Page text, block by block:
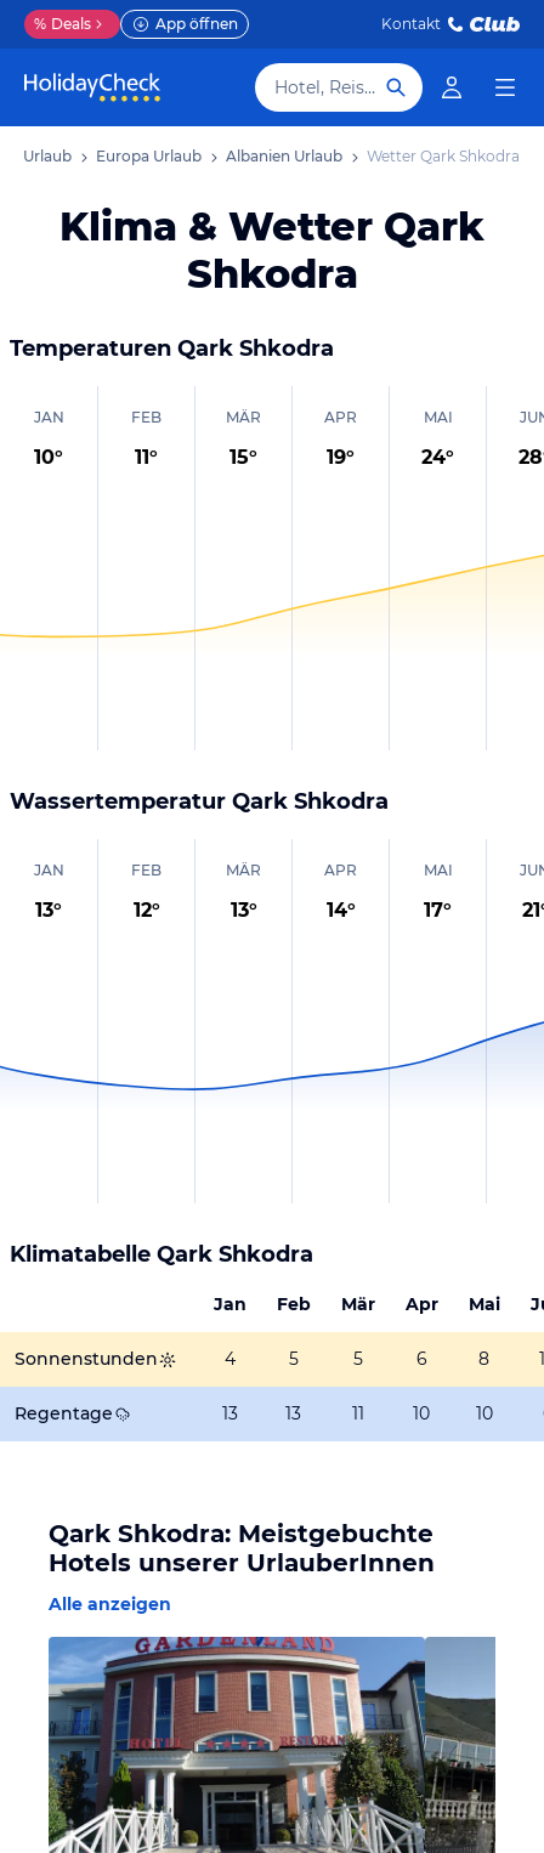
% Deals App öffnen Kontakt
Hotel, Reiseziel
Urlaub Europa Urlaub Albanien Urlaub Wetter Qark Shkodra
Klima & Wetter Qark
Shkodra
Temperaturen Qark Shkodra
JAN
10°
FEB
11°
MÄR
15°
APR
19°
MAI
24° 28
Wassertemperatur Qark Shkodra
JAN
13°
FEB
12°
MÄR
13°
APR
14°
MAI
17° 21
Klimatabelle Qark Shkodra
Jan Feb Mär Apr Mai
Sonnenstunden 4 5 5 6 8
Regentage 13 13 11 10 10
Qark Shkodra: Meistgebuchte
Hotels unserer UrlauberInnen
Alle anzeigen